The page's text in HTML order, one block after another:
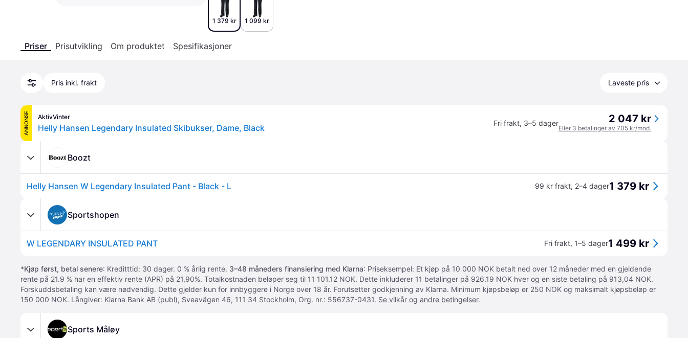
1 379 kr 1 099 kr
Priser Prisutvikling Om produktet Spesifikasjoner
Pris inkl. frakt Laveste pris
ANNONSE AktivVinter
Helly Hansen Legendary Insulated Skibukser, Dame, Black Fri frakt, 3–5 dager 2 047 kr
Eller 3 betalinger av 705 kr/mnd.
Boozt
Helly Hansen W Legendary Insulated Pant - Black - L 99 kr frakt, 2–4 dager1 379 kr
Sportshopen
W LEGENDARY INSULATED PANT Fri frakt, 1–5 dager1 499 kr
*Kjøp først, betal senere: Kreditttid: 30 dager. 0 % årlig rente. 3–48 måneders finansiering med Klarna: Priseksempel: Et kjøp på 10 000 NOK betalt ned over 12 måneder med en gjeldende
rente på 21.9 % har en effektiv rente (APR) på 21,90%. Totalkostnaden beløper seg til 11 101.12 NOK. Dette inkluderer 11 betalinger på 926.19 NOK hver og en siste betaling på 913,04 NOK.
Forskuddsbetaling kan være nødvendig. Dette gjelder kun for innbyggere i Norge over 18 år. Forutsetter godkjenning av Klarna. Minimum kjøpsbeløp er 250 NOK og maksimalt kjøpsbeløp er
150 000 NOK. Långiver: Klarna Bank AB (publ), Sveavägen 46, 111 34 Stockholm, Org. nr.: 556737-0431. Se vilkår og andre betingelser.
Sports Måløy